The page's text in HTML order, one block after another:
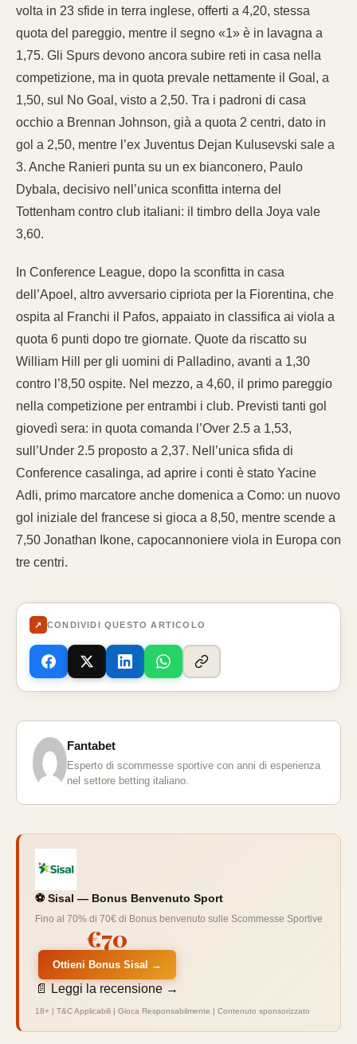
volta in 23 sfide in terra inglese, offerti a 4,20, stessa
quota del pareggio, mentre il segno «1» è in lavagna a
1,75. Gli Spurs devono ancora subire reti in casa nella
competizione, ma in quota prevale nettamente il Goal, a
1,50, sul No Goal, visto a 2,50. Tra i padroni di casa
occhio a Brennan Johnson, già a quota 2 centri, dato in
gol a 2,50, mentre l’ex Juventus Dejan Kulusevski sale a
3. Anche Ranieri punta su un ex bianconero, Paulo
Dybala, decisivo nell’unica sconfitta interna del
Tottenham contro club italiani: il timbro della Joya vale
3,60.
In Conference League, dopo la sconfitta in casa
dell’Apoel, altro avversario cipriota per la Fiorentina, che
ospita al Franchi il Pafos, appaiato in classifica ai viola a
quota 6 punti dopo tre giornate. Quote da riscatto su
William Hill per gli uomini di Palladino, avanti a 1,30
contro l’8,50 ospite. Nel mezzo, a 4,60, il primo pareggio
nella competizione per entrambi i club. Previsti tanti gol
giovedì sera: in quota comanda l’Over 2.5 a 1,53,
sull’Under 2.5 proposto a 2,37. Nell’unica sfida di
Conference casalinga, ad aprire i conti è stato Yacine
Adli, primo marcatore anche domenica a Como: un nuovo
gol iniziale del francese si gioca a 8,50, mentre scende a
7,50 Jonathan Ikone, capocannoniere viola in Europa con
tre centri.
↗ CONDIVIDI QUESTO ARTICOLO
Fantabet
Esperto di scommesse sportive con anni di esperienza
nel settore betting italiano.
⚽ Sisal — Bonus Benvenuto Sport
Fino al 70% di 70€ di Bonus benvenuto sulle Scommesse Sportive
€70
Ottieni Bonus Sisal →
📄 Leggi la recensione →
18+ | T&C Applicabili | Gioca Responsabilmente | Contenuto sponsorizzato